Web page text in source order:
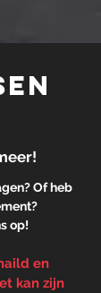
Of heb
op!
en
kan zijn